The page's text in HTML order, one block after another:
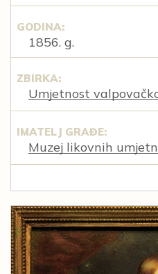
GODINA:
1856. g.
ZBIRKA:
Umjetnost
IMATELJ GRAĐE:
Muzej likovnih